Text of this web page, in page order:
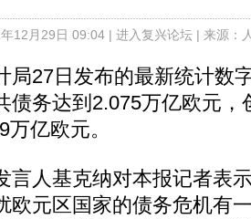
12月29日 09:04 | 进入复兴论坛| 来源：
27日发布的最新统计数
债务达到2.075万亿欧元，
亿欧元。
人基克纳对本报记者表
欧元区国家的债务危机有